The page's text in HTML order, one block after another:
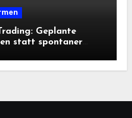
Geplante
statt spontaner